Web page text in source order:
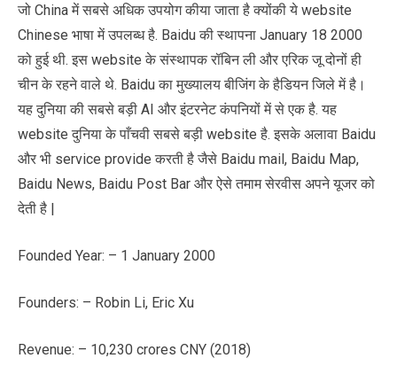
जो China में सबसे अधिक उपयोग कीया जाता है क्योंकी ये website
Chinese भाषा में उपलब्ध है. Baidu की स्थापना January 18 2000
को हुई थी. इस website के संस्थापक रॉबिन ली और एरिक जू दोनों ही
चीन के रहने वाले थे. Baidu का मुख्यालय बीजिंग के हैडियन जिले में है।
यह दुनिया की सबसे बड़ी AI और इंटरनेट कंपनियों में से एक है. यह
website दुनिया के पाँचवी सबसे बड़ी website है. इसके अलावा Baidu
और भी service provide करती है जैसे Baidu mail, Baidu Map,
Baidu News, Baidu Post Bar और ऐसे तमाम सेरवीस अपने यूजर को
देती है |
Founded Year: – 1 January 2000
Founders: – Robin Li, Eric Xu
Revenue: – 10,230 crores CNY (2018)